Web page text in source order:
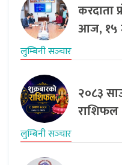
करदाता
आज, १५
लुम्बिनी सञ्‍चार
२०८३
राशिफल
लुम्बिनी सञ्‍चार